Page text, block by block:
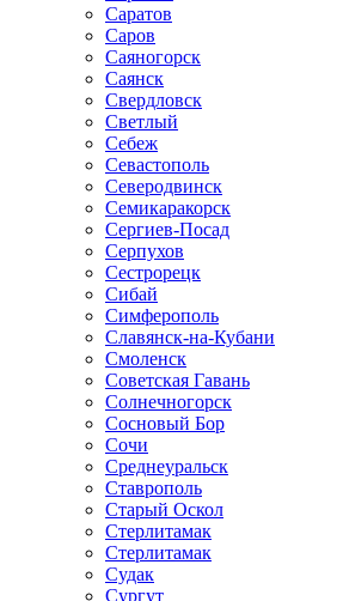
Саратов
Саров
Саяногорск
Саянск
Свердловск
Светлый
Себеж
Севастополь
Северодвинск
Семикаракорск
Сергиев-Посад
Серпухов
Сестрорецк
Сибай
Симферополь
Славянск-на-Кубани
Смоленск
Советская Гавань
Солнечногорск
Сосновый Бор
Сочи
Среднеуральск
Ставрополь
Старый Оскол
Стерлитамак
Стерлитамак
Судак
Сургут